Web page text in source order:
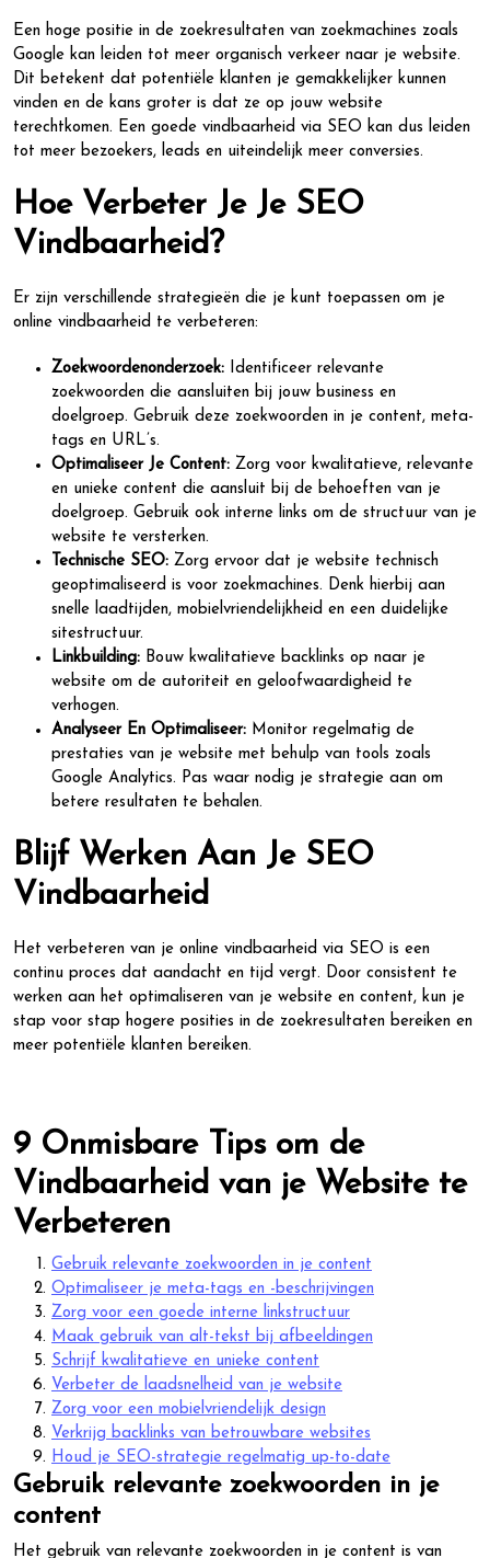
Een hoge positie in de zoekresultaten van zoekmachines zoals
Google kan leiden tot meer organisch verkeer naar je website.
Dit betekent dat potentiële klanten je gemakkelijker kunnen
vinden en de kans groter is dat ze op jouw website
terechtkomen. Een goede vindbaarheid via SEO kan dus leiden
tot meer bezoekers, leads en uiteindelijk meer conversies.
Hoe Verbeter Je Je SEO
Vindbaarheid?
Er zijn verschillende strategieën die je kunt toepassen om je
online vindbaarheid te verbeteren:
Zoekwoordenonderzoek: Identificeer relevante
zoekwoorden die aansluiten bij jouw business en
doelgroep. Gebruik deze zoekwoorden in je content, meta-
tags en URL’s.
Optimaliseer Je Content: Zorg voor kwalitatieve, relevante
en unieke content die aansluit bij de behoeften van je
doelgroep. Gebruik ook interne links om de structuur van je
website te versterken.
Technische SEO: Zorg ervoor dat je website technisch
geoptimaliseerd is voor zoekmachines. Denk hierbij aan
snelle laadtijden, mobielvriendelijkheid en een duidelijke
sitestructuur.
Linkbuilding: Bouw kwalitatieve backlinks op naar je
website om de autoriteit en geloofwaardigheid te
verhogen.
Analyseer En Optimaliseer: Monitor regelmatig de
prestaties van je website met behulp van tools zoals
Google Analytics. Pas waar nodig je strategie aan om
betere resultaten te behalen.
Blijf Werken Aan Je SEO
Vindbaarheid
Het verbeteren van je online vindbaarheid via SEO is een
continu proces dat aandacht en tijd vergt. Door consistent te
werken aan het optimaliseren van je website en content, kun je
stap voor stap hogere posities in de zoekresultaten bereiken en
meer potentiële klanten bereiken.
9 Onmisbare Tips om de
Vindbaarheid van je Website te
Verbeteren
Gebruik relevante zoekwoorden in je content
Optimaliseer je meta-tags en -beschrijvingen
Zorg voor een goede interne linkstructuur
Maak gebruik van alt-tekst bij afbeeldingen
Schrijf kwalitatieve en unieke content
Verbeter de laadsnelheid van je website
Zorg voor een mobielvriendelijk design
Verkrijg backlinks van betrouwbare websites
Houd je SEO-strategie regelmatig up-to-date
Gebruik relevante zoekwoorden in je
content
Het gebruik van relevante zoekwoorden in je content is van